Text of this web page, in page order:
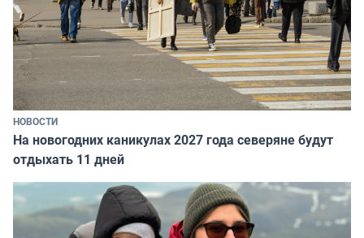
НОВОСТИ
На новогодних каникулах 2027 года северяне будут
отдыхать 11 дней